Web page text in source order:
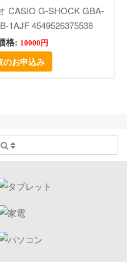
CASIO G-SHOCK GBA-
1AJF 4549526375538
格: 10000円
のお申込み